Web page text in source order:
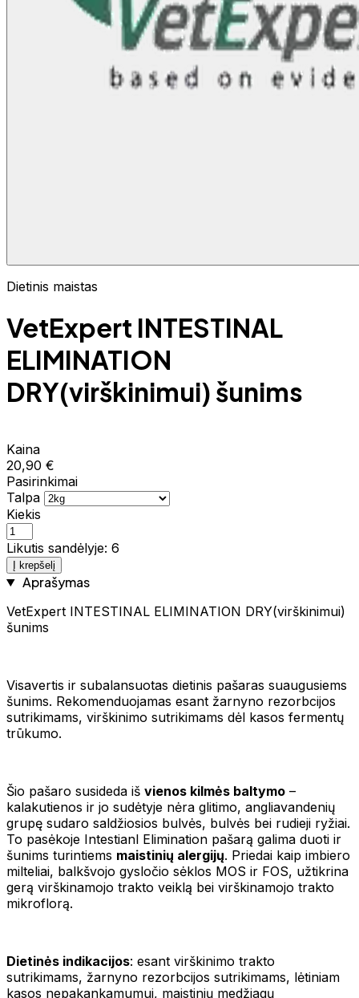
Dietinis maistas
VetExpert INTESTINAL
ELIMINATION
DRY(virškinimui) šunims
Kaina
20,90 €
Pasirinkimai
Talpa
Kiekis
Likutis sandėlyje: 6
Į krepšelį
Aprašymas
VetExpert INTESTINAL ELIMINATION DRY(virškinimui)
šunims
Visavertis ir subalansuotas dietinis pašaras suaugusiems
šunims. Rekomenduojamas esant žarnyno rezorbcijos
sutrikimams, virškinimo sutrikimams dėl kasos fermentų
trūkumo.
Šio pašaro susideda iš vienos kilmės baltymo –
kalakutienos ir jo sudėtyje nėra glitimo, angliavandenių
grupę sudaro saldžiosios bulvės, bulvės bei rudieji ryžiai.
To pasėkoje Intestianl Elimination pašarą galima duoti ir
šunims turintiems maistinių alergijų. Priedai kaip imbiero
milteliai, balkšvojo gysločio sėklos MOS ir FOS, užtikrina
gerą virškinamojo trakto veiklą bei virškinamojo trakto
mikroflorą.
Dietinės indikacijos: esant virškinimo trakto
sutrikimams, žarnyno rezorbcijos sutrikimams, lėtiniam
kasos nepakankamumui, maistinių medžiagų